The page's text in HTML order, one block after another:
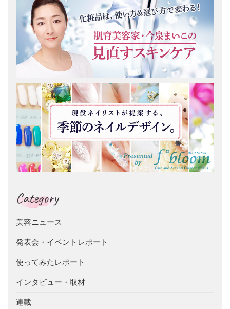
Category
美容ニュース
発表会・イベントレポート
使ってみたレポート
インタビュー・取材
連載